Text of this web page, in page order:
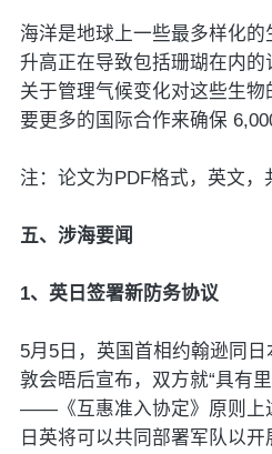
海洋是地球上一些最多样化
升高正在导致包括珊瑚在内
关于管理气候变化对这些生
要更多的国际合作来确保
注：论文为PDF格式，英文，
五、涉海要闻
1、英日签署新防务协议
5月5日，英国首相约翰逊同
敦会晤后宣布，双方就“具有
——《互惠准入协定》原则上
日英将可以共同部署军队以